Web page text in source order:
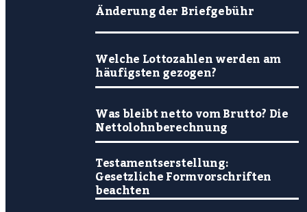
Änderung der Briefgebühr
Welche Lottozahlen werden am
häufigsten gezogen?
Was bleibt netto vom Brutto? Die
Nettolohnberechnung
Testamentserstellung:
Gesetzliche Formvorschriften
beachten